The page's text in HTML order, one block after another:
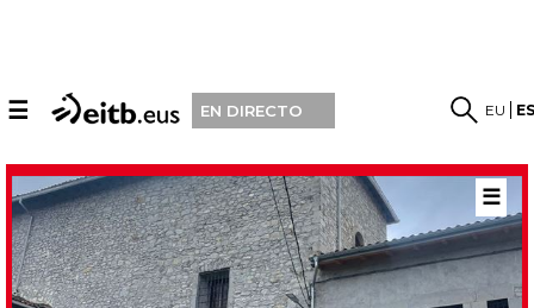
☰ EN DIRECTO EU
☰